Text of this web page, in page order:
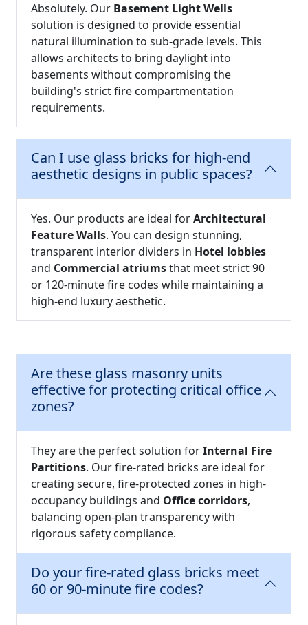
Absolutely. Our Basement Light Wells
solution is designed to provide essential
natural illumination to sub-grade levels. This
allows architects to bring daylight into
basements without compromising the
building's strict fire compartmentation
requirements.
Can I use glass bricks for high-end
aesthetic designs in public spaces?
Yes. Our products are ideal forArchitectural
Feature Walls. You can design stunning,
transparent interior dividers in Hotel lobbies
and Commercial atriumsthat meet strict 90
or 120-minute fire codes while maintaining a
high-end luxury aesthetic.
Are these glass masonry units
effective for protecting critical office
zones?
They are the perfect solution forInternal Fire
Partitions. Our fire-rated bricks are ideal for
creating secure, fire-protected zones in high-
occupancy buildings and Office corridors,
balancing open-plan transparency with
rigorous safety compliance.
Do your fire-rated glass bricks meet
60 or 90-minute fire codes?